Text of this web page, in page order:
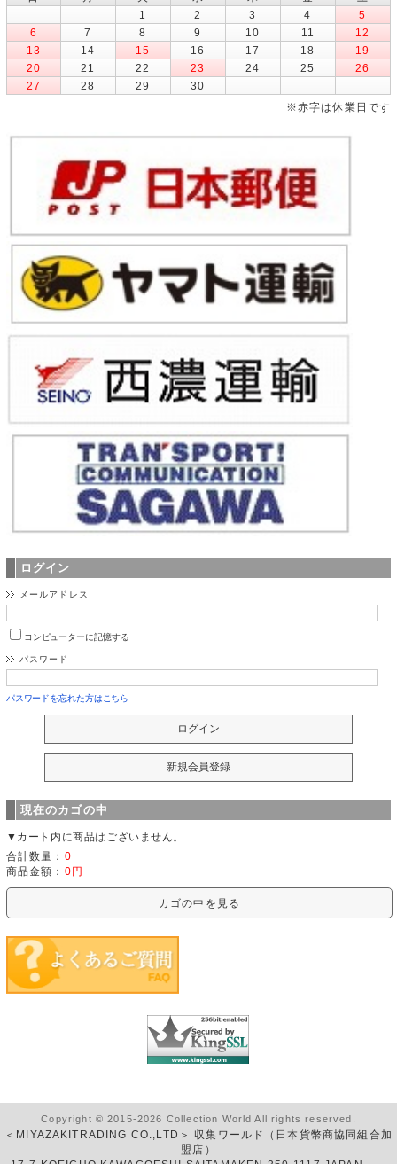
1
2 3 4
5
6
7 8 9 10 11
12
13
14 15 16 17 18
19
20
21 22 23 24 25
26
27
28 29
30
※赤字は休業日です
ログイン
メールアドレス
コンピューターに記憶する
パスワード
パスワードを忘れた方はこちら
現在のカゴの中
▼カート内に商品はございません。
合計数量： 0
商品金額： 0円
カゴの中を見る
Copyright © 2015-2026 Collection World All rights reserved.
＜MIYAZAKITRADING CO.,LTD＞ 収集ワールド（日本貨幣商協同組合加
盟店）